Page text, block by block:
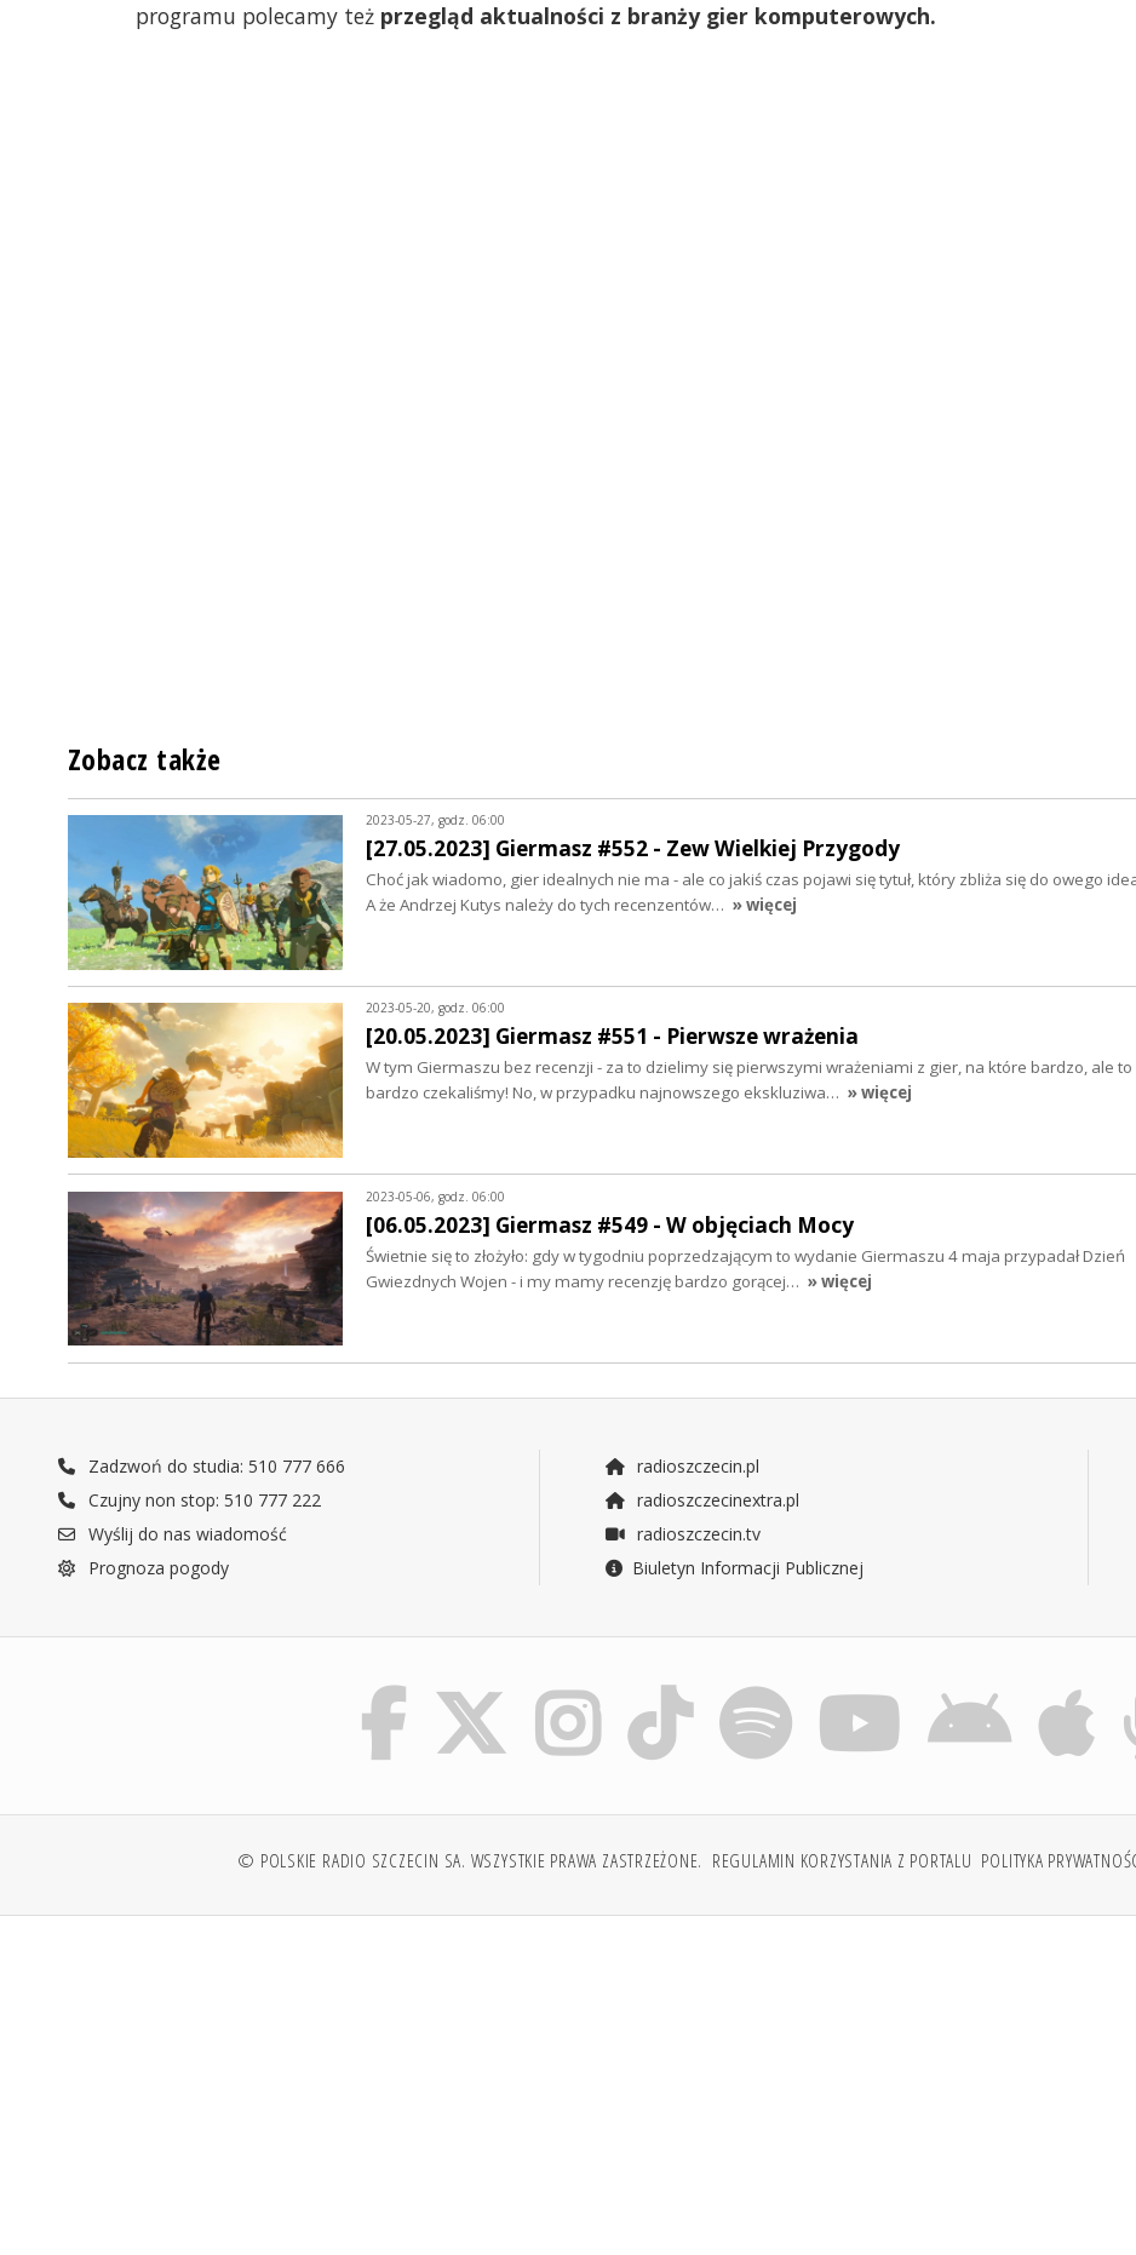
programu polecamy też przegląd aktualności z branży gier komputerowych.
Zobacz także
2023-05-27, godz. 06:00
[27.05.2023] Giermasz #552 - Zew Wielkiej Przygody
Choć jak wiadomo, gier idealnych nie ma - ale co jakiś czas pojawi się tytuł, który zbliża się do owego
A że Andrzej Kutys należy do tych recenzentów… » więcej
2023-05-20, godz. 06:00
[20.05.2023] Giermasz #551 - Pierwsze wrażenia
W tym Giermaszu bez recenzji - za to dzielimy się pierwszymi wrażeniami z gier, na które bardzo, ale to
bardzo czekaliśmy! No, w przypadku najnowszego ekskluziwa… » więcej
2023-05-06, godz. 06:00
[06.05.2023] Giermasz #549 - W objęciach Mocy
Świetnie się to złożyło: gdy w tygodniu poprzedzającym to wydanie Giermaszu 4 maja przypadał Dzień
Gwiezdnych Wojen - i my mamy recenzję bardzo gorącej… » więcej
Zadzwoń do studia: 510 777 666
Czujny non stop: 510 777 222
Wyślij do nas wiadomość
Prognoza pogody
radioszczecin.pl
radioszczecinextra.pl
radioszczecin.tv
Biuletyn Informacji Publicznej
© POLSKIE RADIO SZCZECIN SA. WSZYSTKIE PRAWA ZASTRZEŻONE. REGULAMIN KORZYSTANIA Z PORTALU POLITYKA